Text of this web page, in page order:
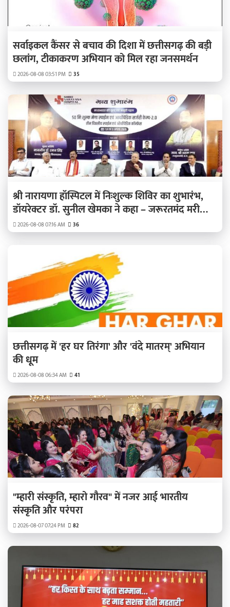
सर्वाइकल कैंसर से बचाव की दिशा में छत्तीसगढ़ की बड़ी
छलांग, टीकाकरण अभियान को मिल रहा जनसमर्थन
2026-08-08 03:51 PM 35
श्री नारायणा हॉस्पिटल में निःशुल्क शिविर का शुभारंभ,
डॉयरेक्टर डॉ. सुनील खेमका ने कहा – जरूरतमंद मरीजों
का होगा निःशुल्क इलाज
2026-08-08 07:16 AM 36
छत्तीसगढ़ में 'हर घर तिरंगा' और 'वंदे मातरम्' अभियान
की धूम
2026-08-08 06:34 AM 41
"म्हारी संस्कृति, म्हारो गौरव" में नजर आई भारतीय
संस्कृति और परंपरा
2026-08-07 07:24 PM 82